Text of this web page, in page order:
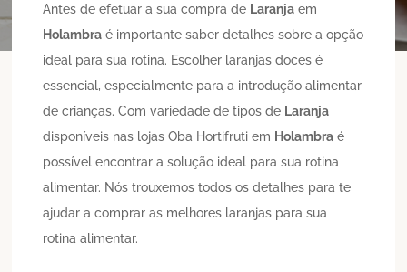
Antes de efetuar a sua compra de Laranja em
Holambra é importante saber detalhes sobre a opção
ideal para sua rotina. Escolher laranjas doces é
essencial, especialmente para a introdução alimentar
de crianças. Com variedade de tipos de Laranja
disponíveis nas lojas Oba Hortifruti em Holambra é
possível encontrar a solução ideal para sua rotina
alimentar. Nós trouxemos todos os detalhes para te
ajudar a comprar as melhores laranjas para sua
rotina alimentar.